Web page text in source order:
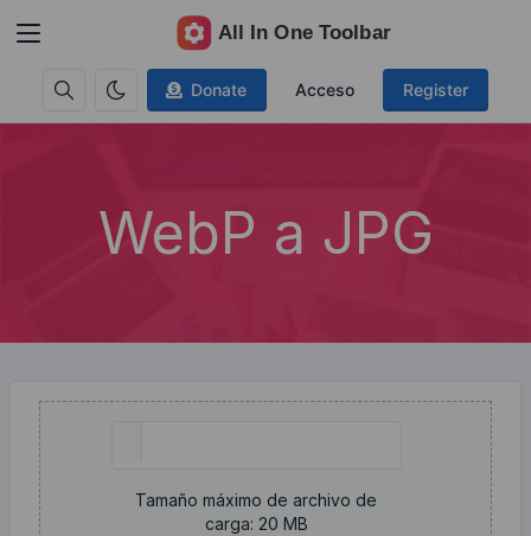
Donate Acceso Register
WebP a JPG
Tamaño máximo de archivo de
carga: 20 MB